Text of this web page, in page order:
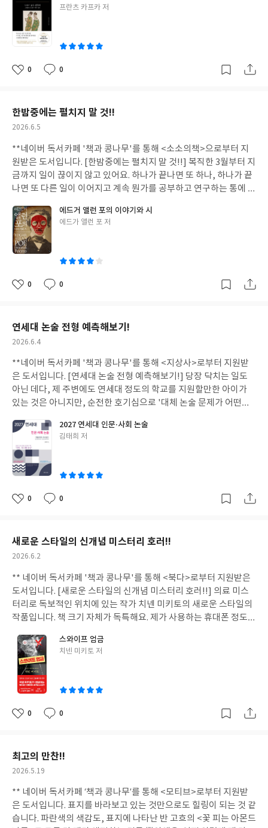
게 알지는 못하기 때문에 어떤 인연으로 한 책에 실리게 된 것일까
무척 궁금했습니다. 소설가이자 이 책의 엮은이인 홍선기님은 이 두
사람을 '만나지 않은 쌍둥이'라고 표현했습니다. [변신]에서 거대한
벌레로 변신한 그레고르 잠자. 가족들은 그의 몸을 혐오하고, 그는
방 안에 갇혀 죽어가죠. 에곤 실레의 자화상 속에서 그는 뼈가 튀어
되어 있습니다. 여기에 1900년 전후 오스트리아-헝가리 제국이 서
서히 무너지고 있던 시기 또한 그들의 예술 활동에 영향을 미쳤다고
보고 있습니다. 우리를 받쳐주고 있는 굳건한 무엇이 흔들릴 때, 우
리는 그제서야 비로소 스스로를 돌아보게 된다고요. 결국 인간을 구
성하는 것은 환경과 근원이 아닌가 하는 생각이 듭니다. 우리는 가장
가까운 부모로부터 많은 것을 받아요. 물질적인 것부터 정신적인 것
까지, 그 중에는 우리가 선택해서 갈무리할 수 있는 것도 있지만 어
긍정적인 요소라면 너무나 좋겠지만, 안타깝게도 마음에 깊이 남는
것은 부정적인 경우가 더 많아요. 예술가들이라면 그 영혼이 더없이
예민하고 상처에 취약했을 터. 그런 과거의 경험들이 이 두 명의 예
술가들에게 깊은 영향을 끼친 것은 분명해 보입니다. 프란츠 카프카
의 '아버지에게 드리는 편지', 에곤 실레의 '나, 영원한 아이'를 읽고
나시면 그들의 작품 세계가 조오금은 보이는 것 같기도 합니다. 특히
선천적 매독으로 추정되는 병으로 인한 가족들의 연이은 죽음, 클림
서 들여다봐도 의미가 있을 것 같다는 생각이 듭니다. 뒷편에는 프란
츠 카프카와 에곤 실레의 작품이 실려 있어요. 이번 기회에 이 두 사
람의 작품을 음미해보셔도 좋을 것 같습니다. 3권은 어떤 예술가들
이 기다리고 있을지 무척 기대돼요!
글
프란츠 카프카 저
좋
0
댓
0
작
한밤중에는 펼치지 말 것!!
작
일
2026.6.5
**네이버 독서카페 '책과 콩나무'를 통해 <소소의책>으로부터 지
원받은 도서입니다. [한밤중에는 펼치지 말 것!!] 복직한 3월부터 지
금까지 일이 끊이지 않고 있어요. 하나가 끝나면 또 하나, 하나가 끝
나면 또 다른 일이 이어지고 계속 뭔가를 공부하고 연구하는 통에 책
씩 휘리릭 읽고 있지만 제대로 읽고 있다는 기분이 들지 않는 데다,
책에 푹 빠져서 읽는 시간이 없다는 생각 자체가 스트레스로 다가와
서인지 너무너무 우울할 때도 있습니다. 물론 저의 희망, 저의 사랑
아이들이 있지만 그 행복과 책을 읽으며 느끼는 행복은 별개인 것 같
아요. 그래서인지 자극적인 책이나 영화에 끌리는 요즘, 자극적이면
서도 매혹적인 에드거 앨런 포의 작품을 읽어봅니다. 책을 볼 때마다
아이들에게 보여주기에는 무서울 정도거든요. 바로 직전에 읽은 [그
림 형제 동화] 도 사실은 아이들이랑 함께 읽고 싶었는데, 내용보다
그림이 너무 무서워서 결국 꽁꽁 숨겨두었습니다. 그런데 [에드거
앨런 포의 이야기와 시] 는 수위가 한층 높다는 생각이 듭니다. 감히
책을 펼쳐보지도 못할 정도예요. 마치 저주받은 정신병원을 그대로
옮겨놓은 듯한, 혹은 그런 소재를 다룬 듯한 영화의 필름이 돌아가
는 것을 마주한 느낌입니다. '이야기' 12편과 '시' 12편, 총 24편이
>부터 <모르그 가의 살인 사건>, <어셔가의 몰락>, <붉은 죽음의
가면> 등의 대표작, 읽고 나서 너무 충격을 받았던 <고자질하는 심
장> 등 읽는 것만으로도 숨이 막히는 듯한 기분이 들게 하는 이야기
들이 실려 있습니다. 에드거 앨런 포의 작품 중에서 시는 <애너벨 리
>와 <갈까마귀> 를 읽어본 적이 있는데, 역시 시는 소설보다 함축
적이라 그런지 그 깊이와 의미를 가늠하기가 훨씬 어렵더라고요. 이
야기도, 시도 특유의 암울하고 기괴한(?) 분위기는 일관된 것 같습
같은 작품. 가장 시원한 여름을 보내고 싶으시다면, 에드거 앨런 포
의 작품을 놓치지 마세요!
에드거 앨런 포의 이야기와 시
글
에드가 앨런 포 저
좋
0
댓
0
작
연세대 논술 전형 예측해보기!
작
일
2026.6.4
**네이버 독서카페 '책과 콩나무'를 통해 <지상사>로부터 지원받
은 도서입니다. [연세대 논술 전형 예측해보기!] 당장 닥치는 일도
아닌 데다, 제 주변에도 연세대 정도의 학교를 지원할만한 아이가
있는 것은 아니지만, 순전한 호기심으로 '대체 논술 문제가 어떤
기출문제가 수록되어 있습니다. 해마다 같은 문제가 나오는 것은 아
니지만 그래도 기출 문제를 훑어본다면 어떤 유형의 문제가 나오는
지, 어떤 책을 읽고 사고력을 키우면 좋을지 궁금했어요. 적어도 어
떤 문제가 나오든지간에 대비할 수 있는 기본 지식이라도 갖추게 되
는 기회가 되면 좋을 것 같습니다. 연세대 논술전형은 논술 점수 10
0%에 수능 최저 등급 기준을 적용하지 않고 선발한다고 합니다. 또
일일 것 같습니다. 교과 내신, 수능 성적에 대한 부담 없이 지원할 수
있다는 점에 매년 응시자수 또한 그에 따라 응시자 또한 많기 때문에
경쟁률은 더 치열할 수 있어요. 아마 철저한 대비가 필요할 것이라
봅니다. '논술'이라고 하면 굉장히 막연한 느낌이 듭니다. 맨 앞에는
<논술 합격 답안 작성의 포인트>가 실려 있어요. 출제자가 원하는
방향으로 답안의 '논리 구조'를 짜라, 제시문의 연관 관계를 '퍼즐
조각' 맞추듯 풀어내라, 주제와 관련한 '핵심어'부터 찾아 정리하라
에도 논술답안 작성하기 전에 해야 할 것들, 답안 작성을 하는 동안
해야 할 것들, 논증 재구성 과정, 연세대 논술의 핵심 포인트 등을 읽
어보시면 모호한 부분이 명확하게 다가오실 거예요. 2026 문제를
보자면 (가)에서 (라)까지의 지문이 제시되어 있습니다. 심지어 지
문 (나)는 전부 영어로 되어 있어요. (가)는 윤리 분야, (다)는 세계사
와 정치 분야에서 출제된 것으로 보이며 문제 또한 각각의 지문을 통
합해서 논술하도록 제시되어 있습니다. 연세대 논술시험이 논리력
고 한만큼 다방면에 대한 지식와 영어 운용능력이 필요한 것으로 보
입니다. 결국 학교 생활에 얼마나 충실했느냐, 교과서의 내용을 얼
마나 깊이 이해했느냐 등의 충실도 또한 평가하겠다는 의미로도 보
여요. 대학 진학이 정말 어려운 시대입니다. 아이들 시험 준비하고
수행평가 준비하는 것 보면 정말 대단하다는 생각이 들어요. 자신에
게 잘 맞는 진학방법을 고려하여 모두 만족할만한 결과 얻게 되기를
2027 연세대 인문·사회 논술
글
김태희 저
좋
0
댓
0
작
새로운 스타일의 신개념 미스터리 호러!!
작
일
2026.6.2
** 네이버 독서카페 '책과 콩나무'를 통해 <북다>로부터 지원받은
도서입니다. [새로운 스타일의 신개념 미스터리 호러!!] 의료 미스
터리로 독보적인 위치에 있는 작가 치넨 미키토의 새로운 스타일의
작품입니다. 책 크기 자체가 독특해요. 제가 사용하는 휴대폰 정도의
있습니다. 한 손에 쏙 들어오는 크기라 익숙하지 않아서 처음에는
'어라?'하는 생각이 들면서 너무 신기했어요. 출판계에서도 다양한
시도가 일어나는 것 같아 앞으로 어떤 모습의 책들이 선보일지 기대
되기도 했고요. 오컬트 동아리 선배의 제안으로 인터넷에 떠도는 도
시전설 중 하나인 '도메키의 동네' 관한 조사를 시작한 '나'. 어느 유
령 마을에 침입하면 괴물의 저주를 받아 죽게 된다는 내용입니다. 처
게 돼요. 도메키의 동네는 어디이며 도메키는 누구이며 왜, 어떤 방
법으로 사람들을 죽음으로 몰아넣는 것일까요? 도메키에 대해 알면
알수록 '나'또한 도메키에게 가까워지고 있다는 느낌이 듭니다. 괴
이한 존재, 혹은 유령과 관련 있는 듯한 이야기에 오랜만에 오싹한
느낌을 받았어요. 요즘 스트레스를 많이 받아서인지 집중해서 책 한
권 읽기가 힘들었는데, 앉은 자리에서 쉽게 휘리릭 읽기 좋은 책입
스와이프 엄금
글
치넨 미키토 저
좋
0
댓
0
작
최고의 만찬!!
작
일
2026.5.19
** 네이버 독서카페 ‘책과 콩나무’를 통해 <모티브>로부터 지원받
은 도서입니다. 표지를 바라보고 있는 것만으로도 힐링이 되는 것 같
습니다. 파란색의 색감도, 표지에 나타난 반 고흐의 <꽃 피는 아몬드